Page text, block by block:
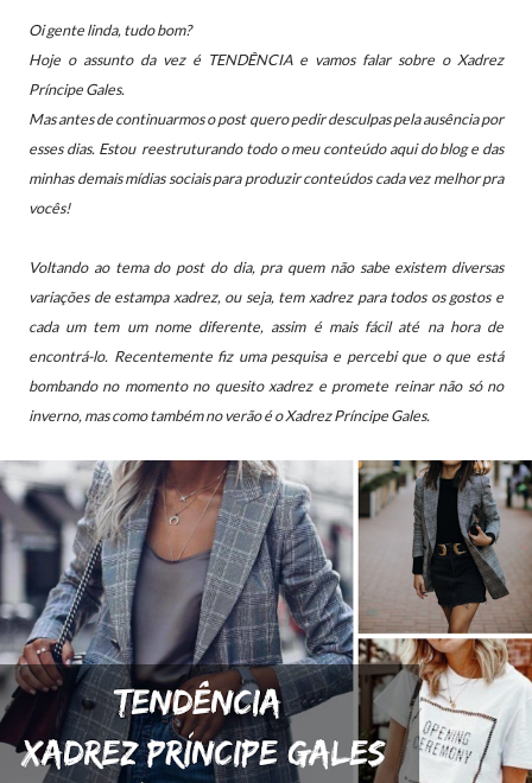
Oi gente linda, tudo bom?
Hoje o assunto da vez é TENDÊNCIA e vamos falar sobre o Xadrez
Príncipe Gales.
Mas antes de continuarmos o post quero pedir desculpas pela ausência por
esses dias. Estou reestruturando todo o meu conteúdo aqui do blog e das
minhas demais mídias sociais para produzir conteúdos cada vez melhor pra
vocês!
Voltando ao tema do post do dia, pra quem não sabe existem diversas
variações de estampa xadrez, ou seja, tem xadrez para todos os gostos e
cada um tem um nome diferente, assim é mais fácil até na hora de
encontrá-lo. Recentemente fiz uma pesquisa e percebi que o que está
bombando no momento no quesito xadrez e promete reinar não só no
inverno, mas como também no verão é oXadrez Príncipe Gales.